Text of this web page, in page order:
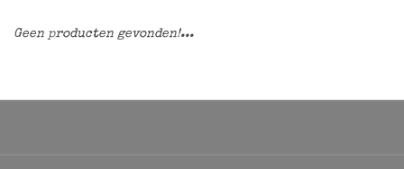
Geen producten gevonden!...